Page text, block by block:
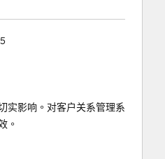
实影响。对客户关系管理系
。